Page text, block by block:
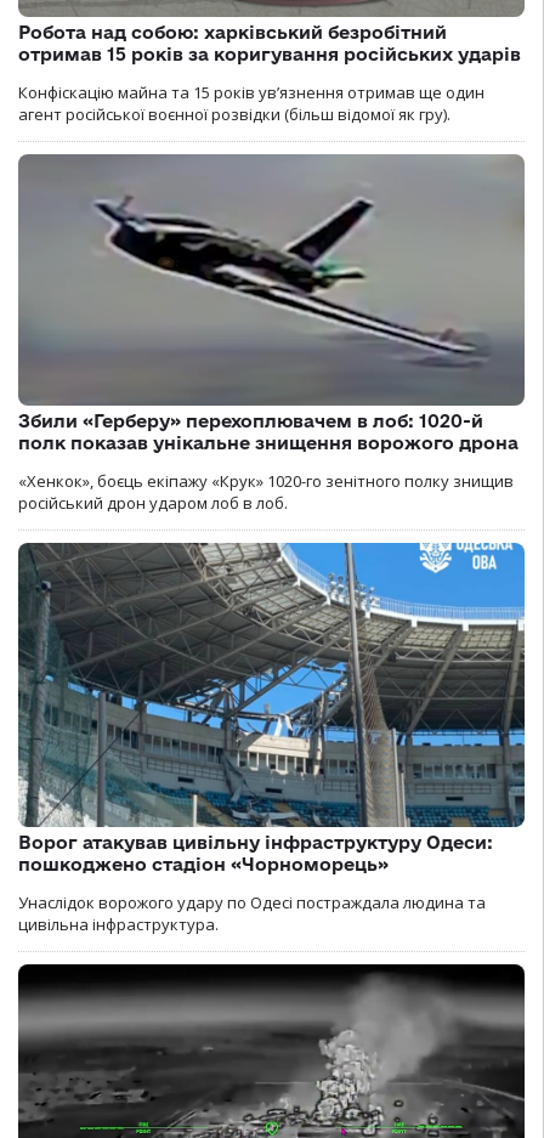
Робота над собою: харківський безробітний
отримав 15 років за коригування російських ударів
Конфіскацію майна та 15 років увʼязнення отримав ще один
агент російської воєнної розвідки (більш відомої як гру).
Збили «Герберу» перехоплювачем в лоб: 1020-й
полк показав унікальне знищення ворожого дрона
«Хенкок», боєць екіпажу «Крук» 1020-го зенітного полку знищив
російський дрон ударом лоб в лоб.
Ворог атакував цивільну інфраструктуру Одеси:
пошкоджено стадіон «Чорноморець»
Унаслідок ворожого удару по Одесі постраждала людина та
цивільна інфраструктура.